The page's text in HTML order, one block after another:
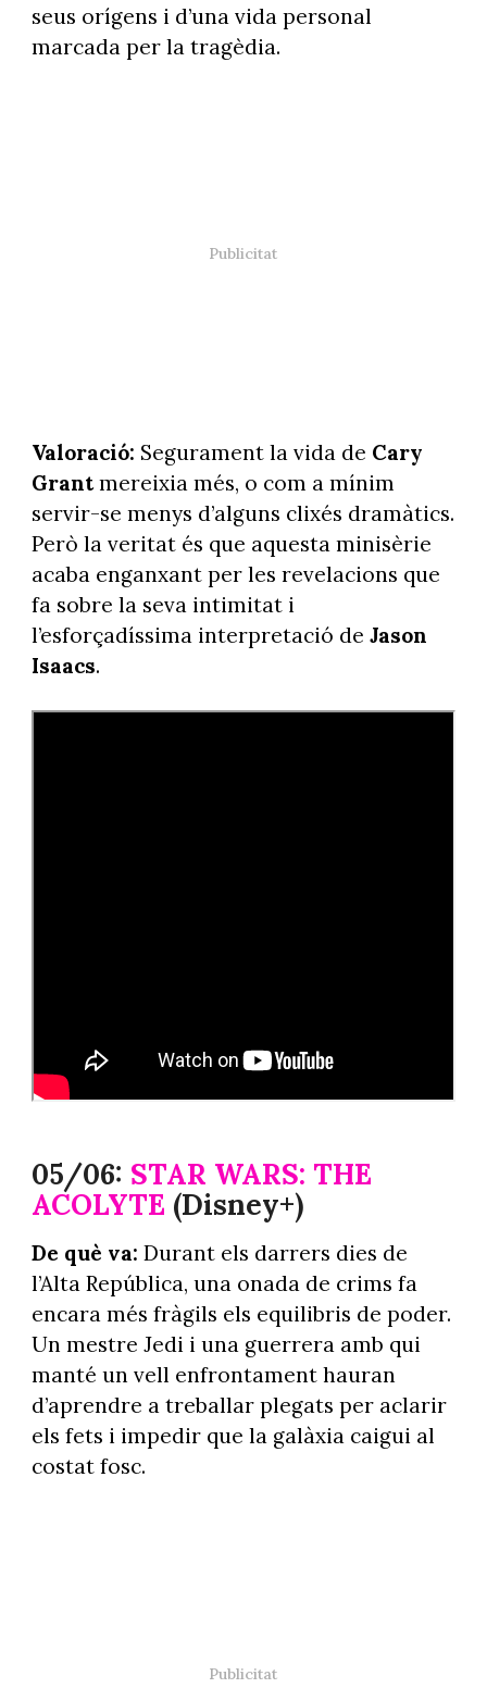
seus orígens i d’una vida personal
marcada per la tragèdia.
Valoració: Segurament la vida de Cary
Grantmereixia més, o com a mínim
servir-se menys d’alguns clixés dramàtics.
Però la veritat és que aquesta minisèrie
acaba enganxant per les revelacions que
fa sobre la seva intimitat i
l’esforçadíssima interpretació de Jason
Isaacs.
05/06: STAR WARS: THE
ACOLYTE (Disney+)
De què va: Durant els darrers dies de
l’Alta República, una onada de crims fa
encara més fràgils els equilibris de poder.
Un mestre Jedi i una guerrera amb qui
manté un vell enfrontament hauran
d’aprendre a treballar plegats per aclarir
els fets i impedir que la galàxia caigui al
costat fosc.